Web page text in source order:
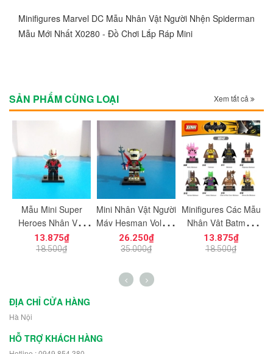
Minifigures Marvel DC Mẫu Nhân Vật Người Nhện Spiderman
Mẫu Mới Nhất X0280 - Đồ Chơi Lắp Ráp Mini
SẢN PHẨM CÙNG LOẠI Xem tất cả
Mẫu Mini Super
Heroes Nhân Vật
Wasp
13.875₫
18.500₫
Mini Nhân Vật Người
Máy Hesman Voltron
PG1149
26.250₫
35.000₫
Minifigures Các Mẫu
Nhân Vật Batman
X509-516
13.875₫
18.500₫
ĐỊA CHỈ CỬA HÀNG
Hà Nội
HỖ TRỢ KHÁCH HÀNG